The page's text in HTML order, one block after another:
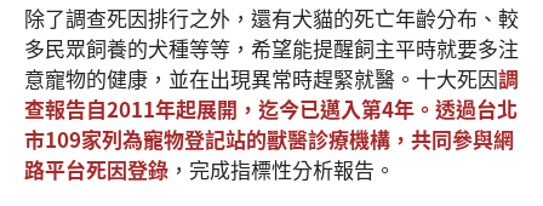
除了調查死因排行之外，還有犬貓的死亡年齡分布、較
多民眾飼養的犬種等等，希望能提醒飼主平時就要多注
意寵物的健康，並在出現異常時趕緊就醫。十大死因調
查報告自2011年起展開，迄今已邁入第4年。透過台北
市109家列為寵物登記站的獸醫診療機構，共同參與網
路平台死因登錄 ，完成指標性分析報告。